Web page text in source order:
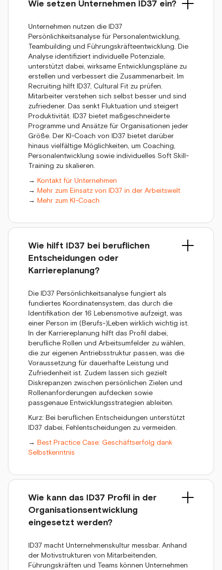
Wie setzen Unternehmen ID37 ein?
Unternehmen nutzen die ID37
Persönlichkeitsanalyse für Personalentwicklung,
Teambuilding und Führungskräfteentwicklung. Die
Analyse identifiziert individuelle Potenziale,
unterstützt dabei, wirksame Entwicklungspläne zu
erstellen und verbessert die Zusammenarbeit. Im
Recruiting hilft ID37, Cultural Fit zu prüfen.
Mitarbeiter verstehen sich selbst besser und sind
zufriedener. Das senkt Fluktuation und steigert
Produktivität. ID37 bietet maßgeschneiderte
Programme und Ansätze für Organisationen jeder
Größe. Der KI-Coach von ID37 bietet darüber
hinaus vielfältige Möglichkeiten, um Coaching,
Personalentwicklung sowie individuelles Soft Skill-
Training zu skalieren.
→ Kontakt für Unternehmen
→ Mehr zum Einsatz von ID37 in der Arbeitswelt
→ Mehr zum KI-Coach
Wie hilft ID37 bei beruflichen
Entscheidungen oder
Karriereplanung?
Die ID37 Persönlichkeitsanalyse fungiert als
fundiertes Koordinatensystem, das durch die
Identifikation der 16 Lebensmotive aufzeigt, was
einer Person im (Berufs-)Leben wirklich wichtig ist.
In der Karriereplanung hilft das Profil dabei,
berufliche Rollen und Arbeitsumfelder zu wählen,
die zur eigenen Antriebsstruktur passen, was die
Voraussetzung für dauerhafte Leistung und
Zufriedenheit ist. Zudem lassen sich gezielt
Diskrepanzen zwischen persönlichen Zielen und
Rollenanforderungen aufdecken sowie
passgenaue Entwicklungsstrategien ableiten.
Kurz: Bei beruflichen Entscheidungen unterstützt
ID37 dabei, Fehlentscheidungen zu vermeiden.
→ Best Practice Case: Geschäftserfolg dank
Selbstkenntnis
Wie kann das ID37 Profil in der
Organisationsentwicklung
eingesetzt werden?
ID37 macht Unternehmenskultur messbar. Anhand
der Motivstrukturen von Mitarbeitenden,
Führungskräften und Teams können Unternehmen